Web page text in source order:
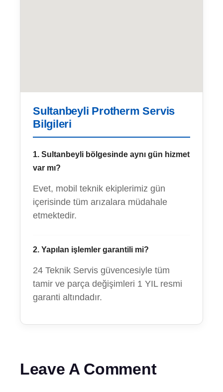
Sultanbeyli Protherm Servis
Bilgileri
1. Sultanbeyli bölgesinde aynı gün hizmet
var mı?
Evet, mobil teknik ekiplerimiz gün
içerisinde tüm arızalara müdahale
etmektedir.
2. Yapılan işlemler garantili mi?
24 Teknik Servis güvencesiyle tüm
tamir ve parça değişimleri 1 YIL resmi
garanti altındadır.
Leave A Comment